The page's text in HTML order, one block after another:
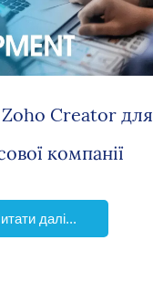
Creator для
компанії
далі...